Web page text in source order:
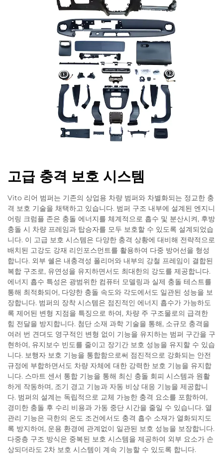
고급 충격 보호 시스템
Vito 리어 범퍼는 기존의 상업용 차량 범퍼와 차별화되는 정교한 충
격 보호 기술을 채택하고 있습니다. 범퍼 구조 내부에 설계된 엔지니
어링 크럼플 존은 충돌 에너지를 체계적으로 흡수 및 분산시켜, 후방
충돌 시 차량 프레임과 탑승자를 모두 보호할 수 있도록 설계되었습
니다. 이 고급 보호 시스템은 다양한 충격 상황에 대비해 전략적으로
배치된 고강도 강재 리인포스먼트를 활용하여 다중 방어선을 형성
합니다. 외부 쉘은 내충격성 폴리머와 내부의 강철 프레임이 결합된
복합 구조로, 유연성을 유지하면서도 최대한의 강도를 제공합니다.
에너지 흡수 특성은 광범위한 컴퓨터 모델링과 실제 충돌 테스트를
통해 최적화되어, 다양한 충돌 속도와 각도에서도 일관된 성능을 보
장합니다. 범퍼의 장착 시스템은 점진적인 에너지 흡수가 가능하도
록 제어된 변형 지점을 특징으로 하여, 차량 주 구조물로의 급격한
힘 전달을 방지합니다. 첨단 소재 과학 기술을 통해, 소규모 충격을
여러 번 견뎌도 영구적인 변형 없이 기능을 유지하는 범퍼 구간을 구
현하여, 유지보수 빈도를 줄이고 장기간 보호 성능을 유지할 수 있습
니다. 보행자 보호 기능을 통합함으로써 점진적으로 강화되는 안전
규정에 부합하면서도 차량 자체에 대한 강력한 보호 기능을 유지합
니다. 스마트 센서 통합 기능을 통해 최신 충돌 회피 시스템과 원활
하게 작동하며, 조기 경고 기능과 자동 비상 대응 기능을 제공합니
다. 범퍼의 설계는 독립적으로 교체 가능한 충격 요소를 포함하여,
경미한 충돌 후 수리 비용과 가동 중단 시간을 줄일 수 있습니다. 열
관리 기능은 극한의 온도 조건에서도 충격 흡수 소재가 열화되지도
록 방지하여, 운용 환경에 관계없이 일관된 보호 성능을 보장합니다.
다중층 구조 방식은 중복된 보호 시스템을 제공하여 외부 요소가 손
상되더라도 2차 보호 시스템이 계속 기능할 수 있도록 합니다.